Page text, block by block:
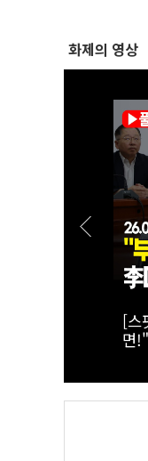
화제의 영상
[스
이